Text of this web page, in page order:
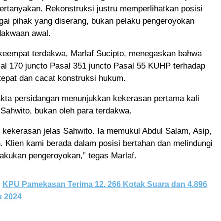
Rekonstruksi justru memperlihatkan posisi
pihak yang diserang, bukan pelaku pengeroyokan
awal.
terdakwa, Marlaf Sucipto, menegaskan bahwa
170 juncto Pasal 351 juncto Pasal 55 KUHP terhadap
dan cacat konstruksi hukum.
persidangan menunjukkan kekerasan pertama kali
bukan oleh para terdakwa.
kekerasan jelas Sahwito. Ia memukul Abdul Salam, Asip,
Klien kami berada dalam posisi bertahan dan melindungi
pengeroyokan,” tegas Marlaf.
KPU Pamekasan Terima 12. 266 Kotak Suara dan 4.896
2024